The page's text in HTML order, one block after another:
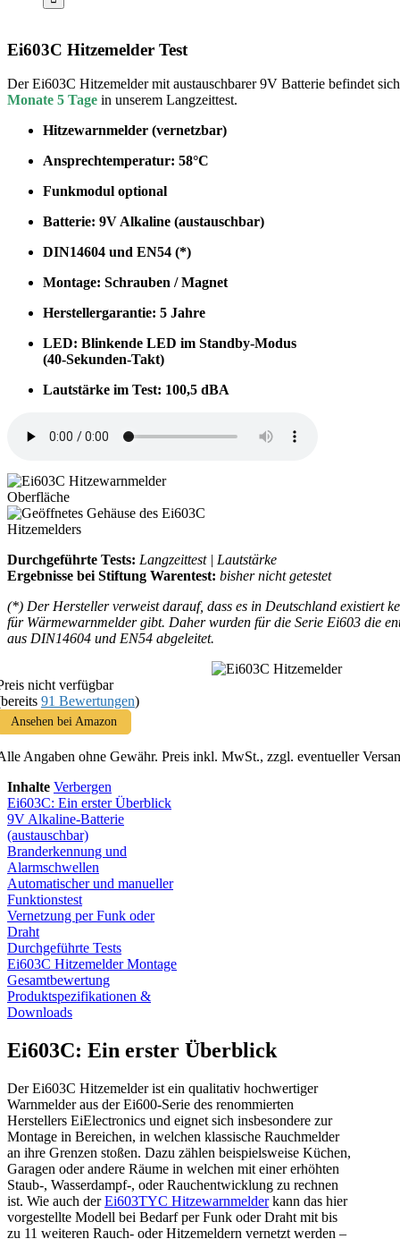
Ei603C Hitzemelder Test
Der Ei603C Hitzemelder mit austauschbarer 9V Batterie befindet
Monate 5 Tage in unserem Langzeittest.
Hitzewarnmelder (vernetzbar)
Ansprechtemperatur: 58°C
Funkmodul optional
Batterie: 9V Alkaline (austauschbar)
DIN14604 und EN54 (*)
Montage: Schrauben / Magnet
Herstellergarantie: 5 Jahre
LED: Blinkende LED im Standby-Modus
(40-Sekunden-Takt)
Lautstärke im Test: 100,5 dBA
Durchgeführte Tests: Langzeittest | Lautstärke
Ergebnisse bei Stiftung Warentest: bisher nicht getestet
(*) Der Hersteller verweist darauf, dass es in Deutschland existiert
für Wärmewarnmelder gibt. Daher wurden für die Serie Ei603 die
aus DIN14604 und EN54 abgeleitet.
nicht verfügbar
91 Bewertungen)
Ansehen bei Amazon
Angaben ohne Gewähr. Preis inkl. MwSt., zzgl. eventueller
Inhalte Verbergen
Ei603C: Ein erster Überblick
9V Alkaline-Batterie
(austauschbar)
Branderkennung und
Alarmschwellen
Automatischer und manueller
Funktionstest
Vernetzung per Funk oder
Draht
Durchgeführte Tests
Ei603C Hitzemelder Montage
Gesamtbewertung
Produktspezifikationen &
Downloads
Ei603C: Ein erster Überblick
Der Ei603C Hitzemelder ist ein qualitativ hochwertiger
Warnmelder aus der Ei600-Serie des renommierten
Herstellers EiElectronics und eignet sich insbesondere zur
Montage in Bereichen, in welchen klassische Rauchmelder
an ihre Grenzen stoßen. Dazu zählen beispielsweise Küchen,
Garagen oder andere Räume in welchen mit einer erhöhten
Staub-, Wasserdampf-, oder Rauchentwicklung zu rechnen
ist. Wie auch derEi603TYC Hitzewarnmelderkann das hier
vorgestellte Modell bei Bedarf per Funk oder Draht mit bis
zu 11 weiteren Rauch- oder Hitzemeldern vernetzt werden –